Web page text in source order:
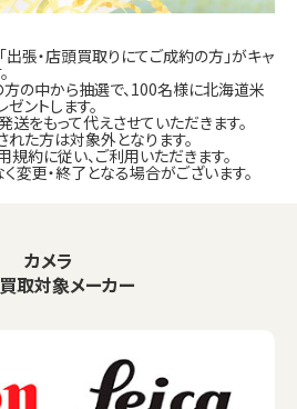
出張・店頭買取りにてご成約の方」がキャ
の中から抽選で、100名様に北海道米
ントします。
をもって代えさせていただきます。
れた方は対象外となります。
規約に従い、ご利用いただきます。
変更・終了となる場合がございます。
カメラ
取対象メーカー